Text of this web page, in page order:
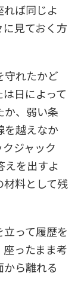
ば同じよ
見ておく方
守れたかど
日によって
か、弱い条
を越えなか
ジャック
えを出すよ
材料として残
って履歴を
ったまま考
ら離れる